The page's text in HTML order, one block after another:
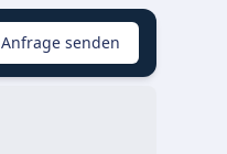
Anfrage senden